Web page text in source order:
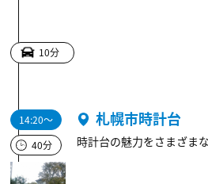
10分
14:20～
40分
札幌市時計台
時計台の魅力をさまざま